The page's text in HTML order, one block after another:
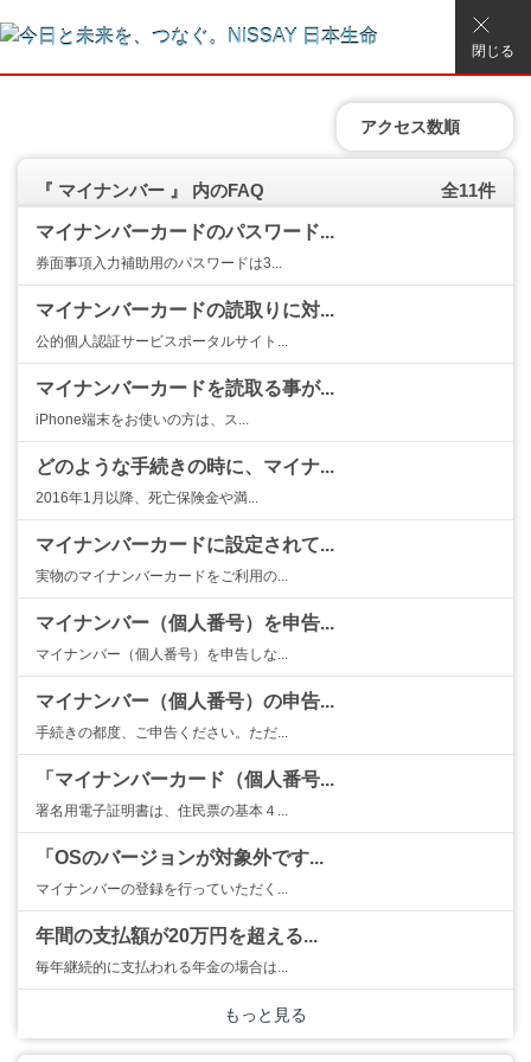
閉じる
アクセス数順
『 マイナンバー 』 内のFAQ 全11件
マイナンバーカードのパスワード...
券面事項入力補助用のパスワードは3...
マイナンバーカードの読取りに対...
公的個人認証サービスポータルサイト...
マイナンバーカードを読取る事が...
iPhone端末をお使いの方は、ス...
どのような手続きの時に、マイナ...
2016年1月以降、死亡保険金や満...
マイナンバーカードに設定されて...
実物のマイナンバーカードをご利用の...
マイナンバー（個人番号）を申告...
マイナンバー（個人番号）を申告しな...
マイナンバー（個人番号）の申告...
手続きの都度、ご申告ください。ただ...
「マイナンバーカード（個人番号...
署名用電子証明書は、住民票の基本４...
「OSのバージョンが対象外です...
マイナンバーの登録を行っていただく...
年間の支払額が20万円を超える...
毎年継続的に支払われる年金の場合は...
もっと見る